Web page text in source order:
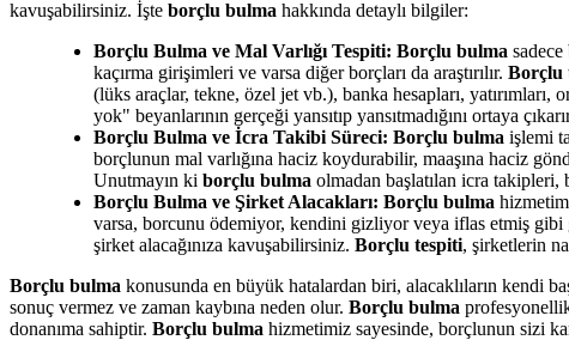
kavuşabilirsiniz. İşte borçlu bulma hakkında detaylı bilgiler:
Borçlu Bulma ve Mal Varlığı Tespiti: Borçlu bulma
kaçırma girişimleri ve varsa diğer borçları da araştırılır. Borçlu
(lüks araçlar, tekne, özel jet vb.), banka hesapları,
yok" beyanlarının gerçeği yansıtıp yansıtmadığını ortaya
Borçlu Bulma ve İcra Takibi Süreci: Borçlu bulma işlemi
borçlunun mal varlığına haciz koydurabilir, maaşına haciz
Unutmayın ki borçlu bulma olmadan başlatılan icra takipleri,
Borçlu Bulma ve Şirket Alacakları: Borçlu bulma
varsa, borcunu ödemiyor, kendini gizliyor veya iflas etmiş gibi
şirket alacağınıza kavuşabilirsiniz. Borçlu tespiti, şirketlerin
Borçlu bulma konusunda en büyük hatalardan biri, alacaklıların kendi
sonuç vermez ve zaman kaybına neden olur. Borçlu bulma
donanıma sahiptir. Borçlu bulma hizmetimiz sayesinde, borçlunun sizi